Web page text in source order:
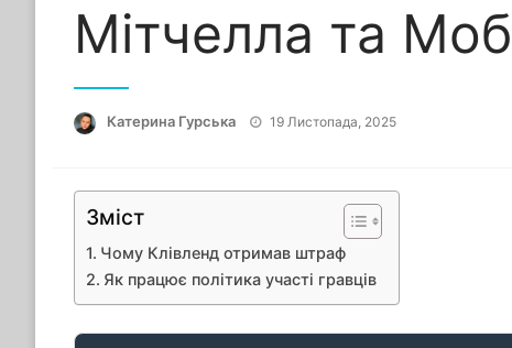
Мітчелла та
Катерина Гурська Опубліковано
19 Листопада, 2025
Зміст
Чому Клівленд отримав штраф
Як працює політика участі гравців